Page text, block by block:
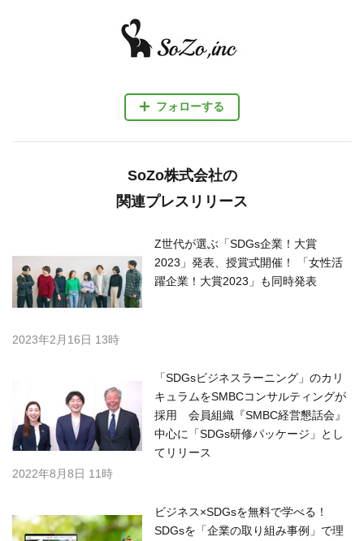
フォローする
SoZo株式会社の
関連プレスリリース
Z世代が選ぶ「SDGs企業！大賞
2023」発表、授賞式開催！ 「女性活
躍企業！大賞2023」も同時発表
2023年2月16日 13時
「SDGsビジネスラーニング」のカリ
キュラムをSMBCコンサルティングが
採用 会員組織『SMBC経営懇話会』
中心に「SDGs研修パッケージ」とし
てリリース
2022年8月8日 11時
ビジネス×SDGsを無料で学べる！
SDGsを「企業の取り組み事例」で理